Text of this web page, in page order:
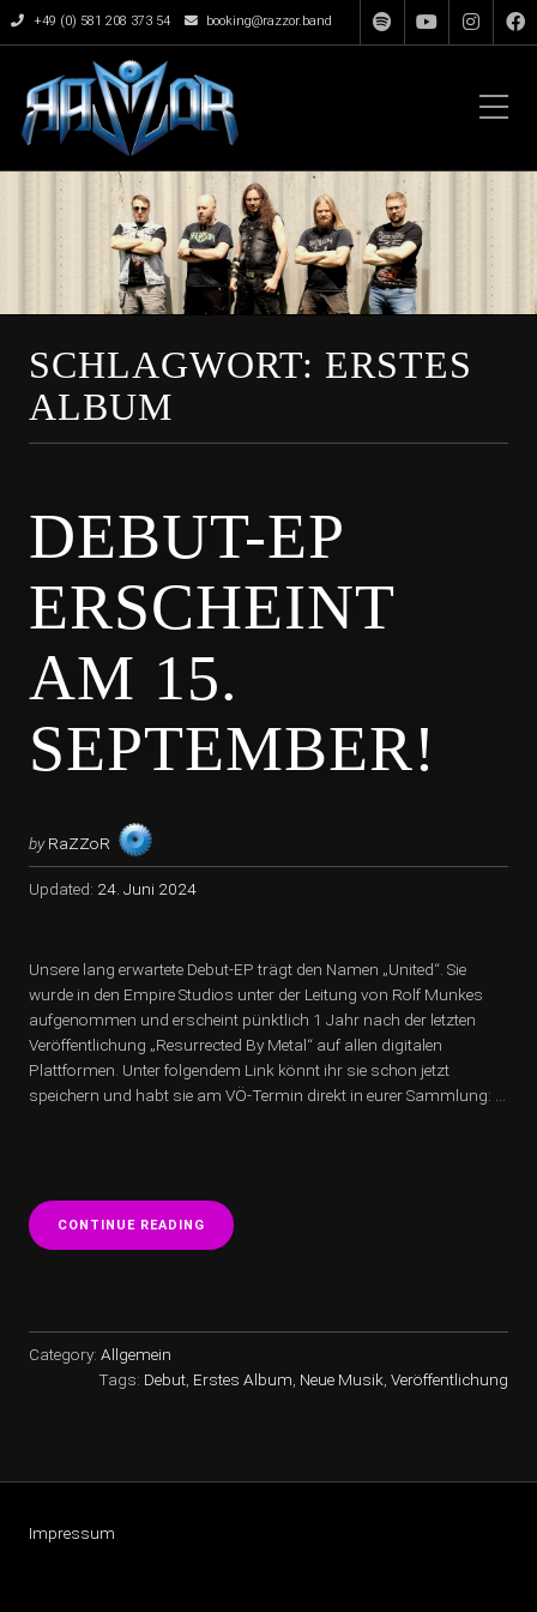
+49 (0) 581 208 373 54 booking@razzor.band
SCHLAGWORT: ERSTES
ALBUM
DEBUT-EP
ERSCHEINT
AM 15.
SEPTEMBER!
by RaZZoR
Updated: 24. Juni 2024
Unsere lang erwartete Debut-EP trägt den Namen „United“. Sie
wurde in den Empire Studios unter der Leitung von Rolf Munkes
aufgenommen und erscheint pünktlich 1 Jahr nach der letzten
Veröffentlichung „Resurrected By Metal“ auf allen digitalen
Plattformen. Unter folgendem Link könnt ihr sie schon jetzt
speichern und habt sie am VÖ-Termin direkt in eurer Sammlung: …
CONTINUE READING “DEBUT-
EP
Category: Allgemein
Tags: Debut, Erstes Album, Neue Musik, Veröffentlichung
Impressum